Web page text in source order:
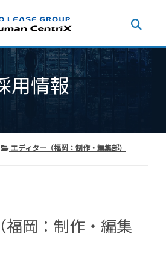
用情報
エディター（福岡：制作・編集部）
福岡：制作・編集